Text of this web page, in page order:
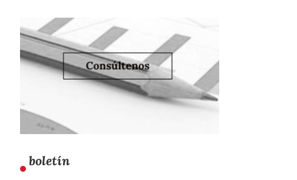
boletín